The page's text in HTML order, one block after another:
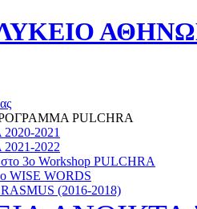
ΛΥΚΕΙΟ
PULCHRA
2021
2022
3ο Workshop PULCHRA
WISE WORDS
(2016-2018)